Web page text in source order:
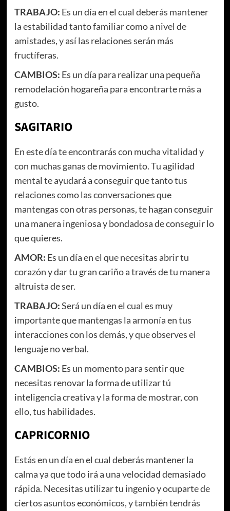
TRABAJO: Es un día en el cual deberás mantener
la estabilidad tanto familiar como a nivel de
amistades, y así las relaciones serán más
fructíferas.
CAMBIOS: Es un día para realizar una pequeña
remodelación hogareña para encontrarte más a
gusto.
SAGITARIO
En este día te encontrarás con mucha vitalidad y
con muchas ganas de movimiento. Tu agilidad
mental te ayudará a conseguir que tanto tus
relaciones como las conversaciones que
mantengas con otras personas, te hagan conseguir
una manera ingeniosa y bondadosa de conseguir lo
que quieres.
AMOR: Es un día en el que necesitas abrir tu
corazón y dar tu gran cariño a través de tu manera
altruista de ser.
TRABAJO:Será un día en el cual es muy
importante que mantengas la armonía en tus
interacciones con los demás, y que observes el
lenguaje no verbal.
CAMBIOS: Es un momento para sentir que
necesitas renovar la forma de utilizar tú
inteligencia creativa y la forma de mostrar, con
ello, tus habilidades.
CAPRICORNIO
Estás en un día en el cual deberás mantener la
calma ya que todo irá a una velocidad demasiado
rápida. Necesitas utilizar tu ingenio y ocuparte de
ciertos asuntos económicos, y también tendrás